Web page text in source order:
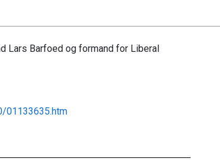
Lars Barfoed og formand for Liberal
01133635.htm